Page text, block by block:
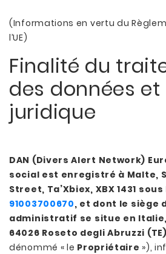
(Informations en vertu du
l’UE)
Finalité du
des données
juridique
DAN (Divers Alert Network)
social est enregistré à Malte,
Street, Ta’Xbiex, XBX 1431
91003700670, et dont le siège
administratif se situe en Italie,
64026 Roseto degli Abruzzi (TE)
dénommé « le Propriétaire »),